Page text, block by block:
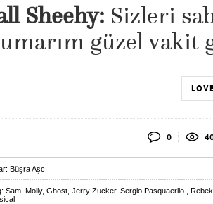
Sheehy: Sizleri
güzel vakit
0
Büşra Aşcı
Sam Molly, Ghost Jerry Zucker, Sergio Pasquaerllo